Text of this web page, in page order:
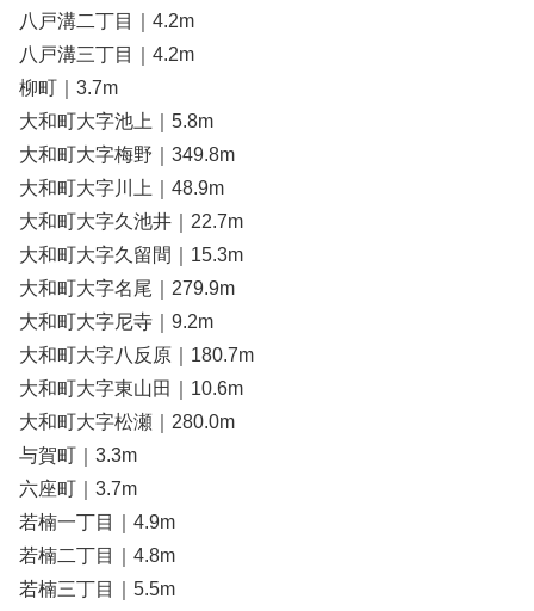
八戸溝二丁目｜4.2m
八戸溝三丁目｜4.2m
柳町｜3.7m
大和町大字池上｜5.8m
大和町大字梅野｜349.8m
大和町大字川上｜48.9m
大和町大字久池井｜22.7m
大和町大字久留間｜15.3m
大和町大字名尾｜279.9m
大和町大字尼寺｜9.2m
大和町大字八反原｜180.7m
大和町大字東山田｜10.6m
大和町大字松瀬｜280.0m
与賀町｜3.3m
六座町｜3.7m
若楠一丁目｜4.9m
若楠二丁目｜4.8m
若楠三丁目｜5.5m